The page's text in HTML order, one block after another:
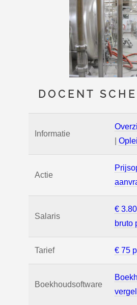
DOCENT
Informatie
Actie
Salaris
€
bruto
Tarief € 75
Boekhoudsoftware